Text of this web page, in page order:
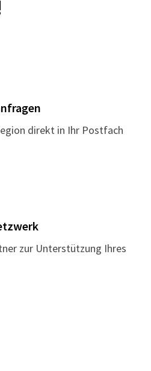
direkt in Ihr Postfach
zur Unterstützung Ihres